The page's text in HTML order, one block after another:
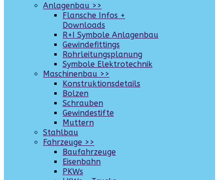
Anlagenbau >>
Flansche Infos +
Downloads
R+I Symbole Anlagenbau
Gewindefittings
Rohrleitungsplanung
Symbole Elektrotechnik
Maschinenbau >>
Konstruktionsdetails
Bolzen
Schrauben
Gewindestifte
Muttern
Stahlbau
Fahrzeuge >>
Baufahrzeuge
Eisenbahn
PKWs